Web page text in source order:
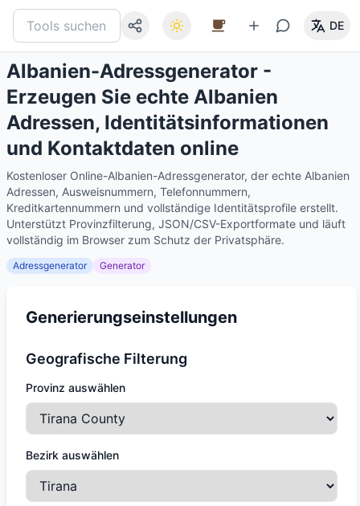
DE
Albanien-Adressgenerator -
Erzeugen Sie echte Albanien
Adressen, Identitätsinformationen
und Kontaktdaten online
Kostenloser Online-Albanien-Adressgenerator, der echte Albanien
Adressen, Ausweisnummern, Telefonnummern,
Kreditkartennummern und vollständige Identitätsprofile erstellt.
Unterstützt Provinzfilterung, JSON/CSV-Exportformate und läuft
vollständig im Browser zum Schutz der Privatsphäre.
Adressgenerator Generator
Generierungseinstellungen
Geografische Filterung
Provinz auswählen
Bezirk auswählen